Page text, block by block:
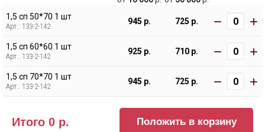
1,5 сп 50*70 1 шт
Арт.: 133-2-142
945 р. 725 р. − +
1,5 сп 60*60 1 шт
Арт.: 133-2-142
925 р. 710 р. − +
1,5 сп 70*70 1 шт
Арт.: 133-2-142
945 р. 725 р. − +
Итого 0 р. Положить в корзину